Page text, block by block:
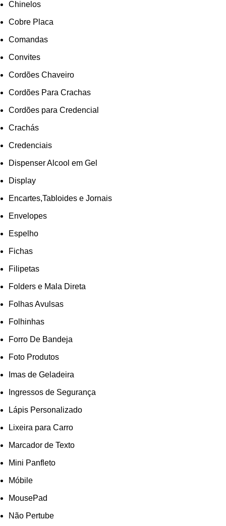
Chinelos
Cobre Placa
Comandas
Convites
Cordões Chaveiro
Cordões Para Crachas
Cordões para Credencial
Crachás
Credenciais
Dispenser Alcool em Gel
Display
Encartes,Tabloides e Jornais
Envelopes
Espelho
Fichas
Filipetas
Folders e Mala Direta
Folhas Avulsas
Folhinhas
Forro De Bandeja
Foto Produtos
Imas de Geladeira
Ingressos de Segurança
Lápis Personalizado
Lixeira para Carro
Marcador de Texto
Mini Panfleto
Móbile
MousePad
Não Pertube